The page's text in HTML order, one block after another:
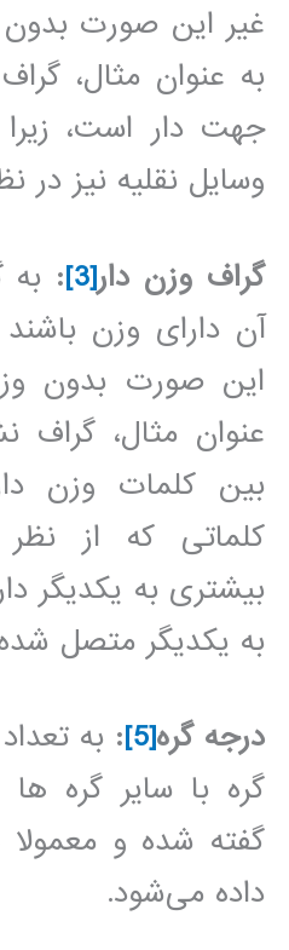
غیر این صورت
به عنوان مثال،
جهت دار است،
وسایل نقلیه نیز در
گراف وزن دار[3]
:
آن دارای وزن
این صورت بدون
عنوان مثال، گراف
بین کلمات وزن
کلماتی که از
بیشتری به یکدیگر
به یکدیگر متصل
درجه گره[5]
: به
گره با سایر گره
داده می‌شود.